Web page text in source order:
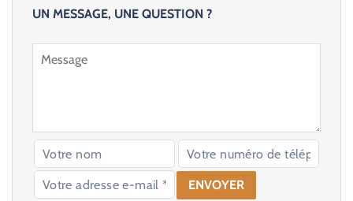
UN MESSAGE, UNE QUESTION ?